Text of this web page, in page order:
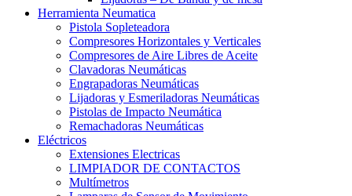
Herramienta Neumatica
Pistola Sopleteadora
Compresores Horizontales y Verticales
Compresores de Aire Libres de Aceite
Clavadoras Neumáticas
Engrapadoras Neumáticas
Lijadoras y Esmeriladoras Neumáticas
Pistolas de Impacto Neumática
Remachadoras Neumáticas
Eléctricos
Extensiones Electricas
LIMPIADOR DE CONTACTOS
Multímetros